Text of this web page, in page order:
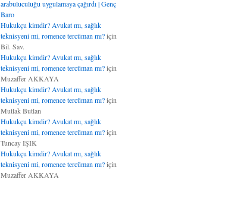
arabuluculuğu uygulamaya çağırdı | Genç
Baro
Hukukçu kimdir? Avukat mı, sağlık
teknisyeni mi, romence tercüman mı?için
Bil. Sav.
Hukukçu kimdir? Avukat mı, sağlık
teknisyeni mi, romence tercüman mı?için
Muzaffer AKKAYA
Hukukçu kimdir? Avukat mı, sağlık
teknisyeni mi, romence tercüman mı?için
Mutlak Butlan
Hukukçu kimdir? Avukat mı, sağlık
teknisyeni mi, romence tercüman mı?için
Tuncay IŞIK
Hukukçu kimdir? Avukat mı, sağlık
teknisyeni mi, romence tercüman mı?için
Muzaffer AKKAYA